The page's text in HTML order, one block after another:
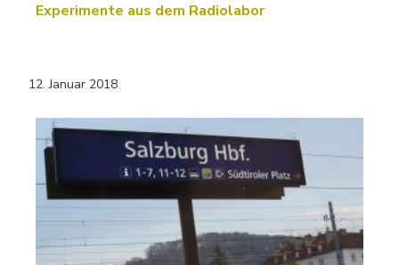
Experimente aus dem Radiolabor
12. Januar 2018